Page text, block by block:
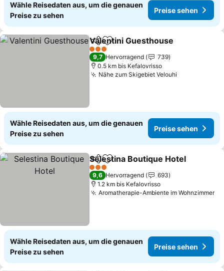
Wähle Reisedaten aus, um die genauen
Preise zu sehen
Preise sehen
TeilenZu Favoriten hinzufügen
Valentini Guesthouse
3 Sterne
9,7 Hervorragend
739
0.5 km bis Kefalovrisso
Nähe zum Skigebiet Velouhi
Wähle Reisedaten aus, um die genauen
Preise zu sehen
Preise sehen
TeilenZu Favoriten hinzufügen
Selestina Boutique Hotel
3 Sterne
9,6 Hervorragend
693
1.2 km bis Kefalovrisso
Aromatherapie-Ambiente im Wohnzimmer
Wähle Reisedaten aus, um die genauen
Preise zu sehen
Preise sehen